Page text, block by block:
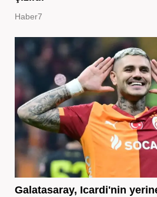
Haber7
Galatasaray, Icardi'nin